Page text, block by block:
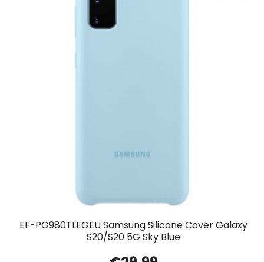
EF-PG980TLEGEU Samsung Silicone Cover Galaxy
S20/S20 5G Sky Blue